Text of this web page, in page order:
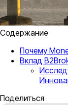
Содержание
Почему
Вклад
Поделиться